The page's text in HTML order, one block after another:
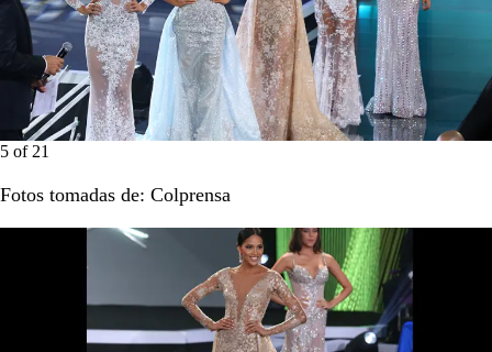
5 of 21
Fotos tomadas de: Colprensa